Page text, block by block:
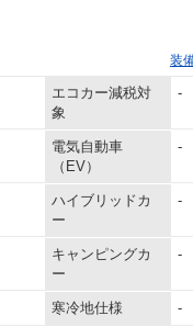
装
エコカー減税対
象
-
電気自動車
（EV）
-
ハイブリッドカ
ー
-
キャンピングカ
ー
-
寒冷地仕様 -